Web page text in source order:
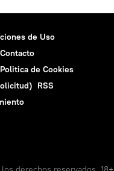
de Uso
Contacto
Politica de Cookies
RSS